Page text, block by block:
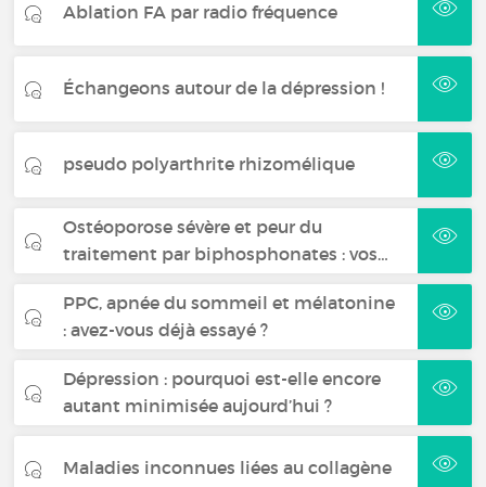
Ablation FA par radio fréquence
Échangeons autour de la dépression !
pseudo polyarthrite rhizomélique
Ostéoporose sévère et peur du
traitement par biphosphonates : vos…
PPC, apnée du sommeil et mélatonine
: avez-vous déjà essayé ?
Dépression : pourquoi est-elle encore
autant minimisée aujourd’hui ?
Maladies inconnues liées au collagène